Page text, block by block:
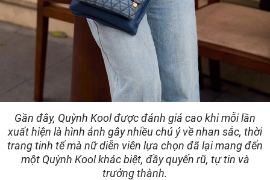
Gần đây, Quỳnh Kool được đánh giá cao khi mỗi lần
xuất hiện là hình ảnh gây nhiều chú ý về nhan sắc, thời
trang tinh tế mà nữ diễn viên lựa chọn đã lại mang đến
một Quỳnh Kool khác biệt, đầy quyến rũ, tự tin và
trưởng thành.